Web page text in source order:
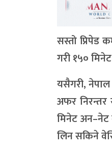
सस्तो प्रिपेड
गरी १५०
यसैगरी,
अफर निरन्तर
मिनेट अन–नेट
लिन सकिने